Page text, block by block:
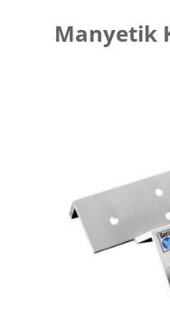
Manyetik